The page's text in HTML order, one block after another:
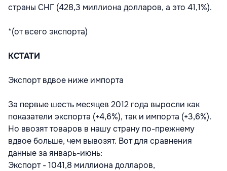
страны СНГ (428,3 миллиона долларов, а это 41,1%).
*(от всего экспорта)
КСТАТИ
Экспорт вдвое ниже импорта
За первые шесть месяцев 2012 года выросли как
показатели экспорта (+4,6%), так и импорта (+3,6%).
Но ввозят товаров в нашу страну по-прежнему
вдвое больше, чем вывозят. Вот для сравнения
данные за январь-июнь:
Экспорт - 1041,8 миллиона долларов,